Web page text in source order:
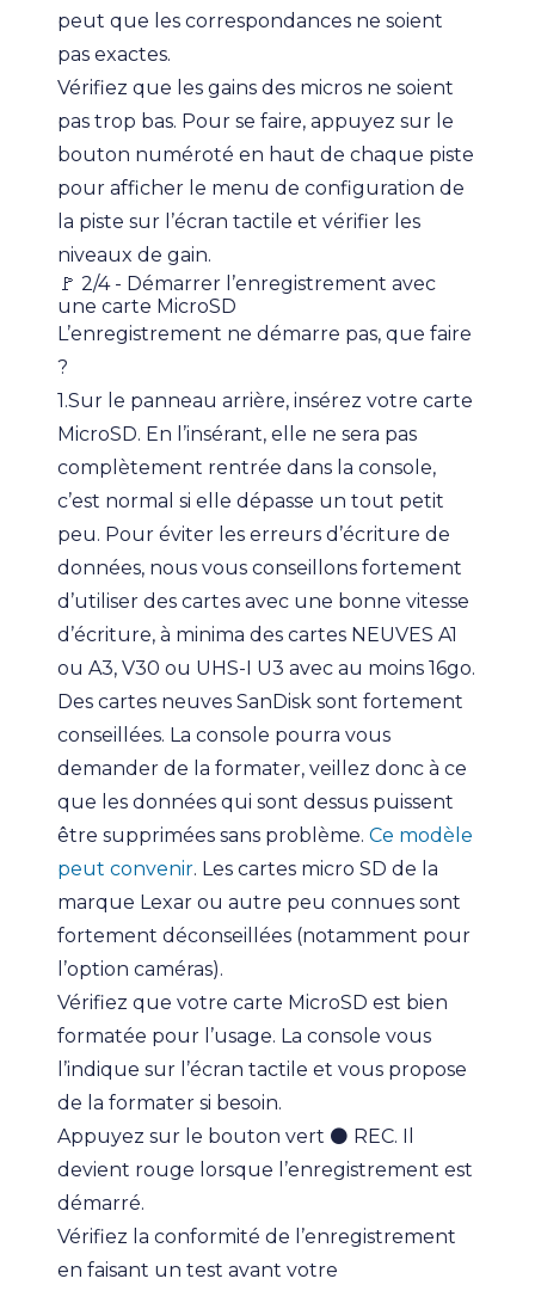
peut que les correspondances ne soient
pas exactes.
Vérifiez que les gains des micros ne soient
pas trop bas. Pour se faire, appuyez sur le
bouton numéroté en haut de chaque piste
pour afficher le menu de configuration de
la piste sur l’écran tactile et vérifier les
niveaux de gain.
🚩 2/4 - Démarrer l’enregistrement avec
une carte MicroSD
L’enregistrement ne démarre pas, que faire
?
1.Sur le panneau arrière, insérez votre carte
MicroSD. En l’insérant, elle ne sera pas
complètement rentrée dans la console,
c’est normal si elle dépasse un tout petit
peu. Pour éviter les erreurs d’écriture de
données, nous vous conseillons fortement
d’utiliser des cartes avec une bonne vitesse
d’écriture, à minima des cartes NEUVES A1
ou A3, V30 ou UHS-I U3 avec au moins 16go.
Des cartes neuves SanDisk sont fortement
conseillées. La console pourra vous
demander de la formater, veillez donc à ce
que les données qui sont dessus puissent
être supprimées sans problème. Ce modèle
peut convenir. Les cartes micro SD de la
marque Lexar ou autre peu connues sont
fortement déconseillées (notamment pour
l’option caméras).
Vérifiez que votre carte MicroSD est bien
formatée pour l’usage. La console vous
l’indique sur l’écran tactile et vous propose
de la formater si besoin.
Appuyez sur le bouton vert ⚫️ REC. Il
devient rouge lorsque l’enregistrement est
démarré.
Vérifiez la conformité de l’enregistrement
en faisant un test avant votre